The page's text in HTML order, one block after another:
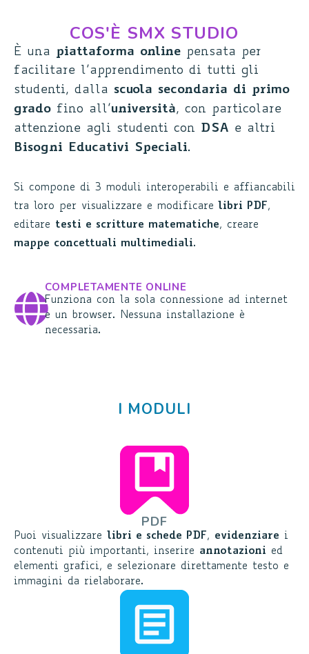
COS'È SMX STUDIO
È una piattaforma online pensata per
facilitare l’apprendimento di tutti gli
studenti, dalla scuola secondaria di primo
grado fino all’università, con particolare
attenzione agli studenti con DSA e altri
Bisogni Educativi Speciali.
Si compone di 3 moduli interoperabili e affiancabili
tra loro per visualizzare e modificare libri PDF ,
editare testi e scritture matematiche, creare
mappe concettuali multimediali.
COMPLETAMENTE ONLINE
Funziona con la sola connessione ad internet
e un browser. Nessuna installazione è
necessaria.
I MODULI
PDF
Puoi visualizzare libri e schede PDF , evidenziare i
contenuti più importanti, inserire annotazioni ed
elementi grafici, e selezionare direttamente testo e
immagini da rielaborare.